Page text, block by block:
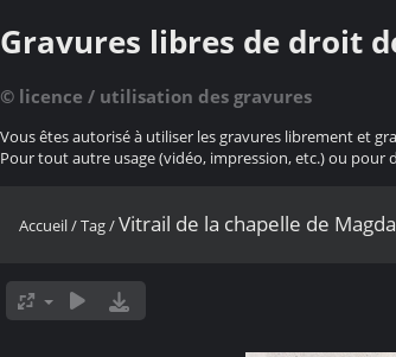
Gravures libres de droit
© licence / utilisation des gravures
Vous êtes autorisé à utiliser les gravures librement et
Pour tout autre usage (vidéo, impression, etc.) ou pour
Accueil/Tag/Vitrail de la chapelle de